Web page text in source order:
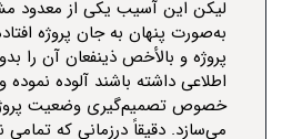
لیکن این آسیب یکی از معدود
به‌صورت پنهان به جان پروژه افتاده و
پروژه و بالأخص ذینفعان آن را بدون
اطلاعی داشته باشند آلوده نموده و
خصوص تصمیم‌گیری وضعیت پروژه
می‌سازد. دقیقاً درزمانی که تمامی